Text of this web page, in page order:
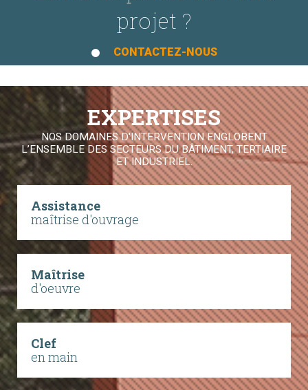
projet ?
CONTACTEZ-NOUS
EXPERTISES
NOS DOMAINES D'INTERVENTION ENGLOBENT
L’ENSEMBLE DES SECTEURS DU BÂTIMENT, TERTIAIRE
ET INDUSTRIEL.
Assistance
maîtrise d'ouvrage
Maîtrise
d'oeuvre
Clef
en main